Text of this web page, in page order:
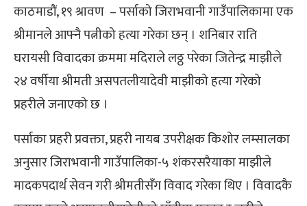
काठमाडौं,१९ श्रावण –पर्साको जिराभवानी गाउँपालिकामा एक
श्रीमानले आफ्नै पत्नीको हत्या गरेका छन् । शनिबार राति
घरायसी विवादका क्रममा मदिराले लठ्ठ परेका जितेन्द्र माझीले
२४ वर्षीया श्रीमती असपतलीयादेवी माझीको हत्या गरेको
प्रहरीले जनाएको छ ।
पर्साका प्रहरी प्रवक्ता, प्रहरी नायब उपरीक्षक किशोर लम्सालका
अनुसार जिराभवानी गाउँपालिका-५ शंकरसरैयाका माझीले
मादकपदार्थ सेवन गरी श्रीमतीसँग विवाद गरेका थिए । विवादकै